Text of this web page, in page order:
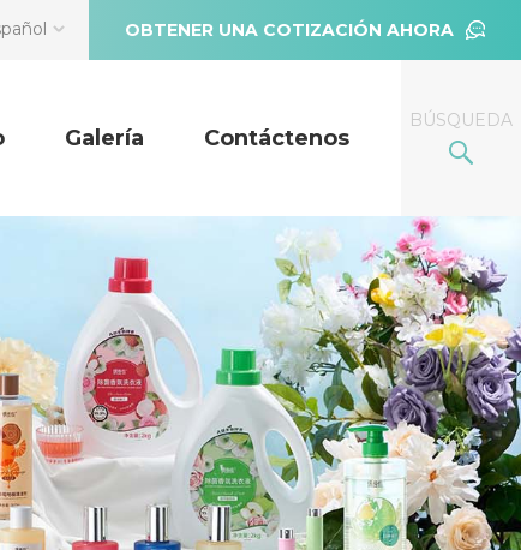
OBTENER UNA COTIZACIÓN AHORA
BÚSQUEDA
Galería Contáctenos